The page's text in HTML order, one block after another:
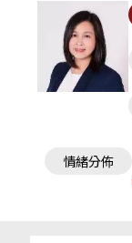
情緒分佈